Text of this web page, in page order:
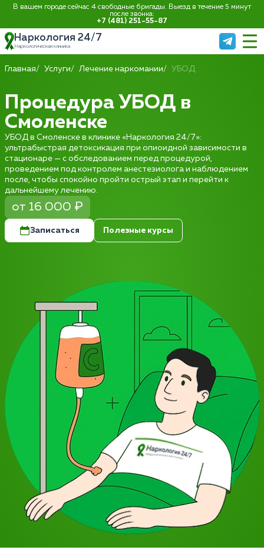
В вашем городе сейчас 4 свободные бригады. Выезд в течение 5 минут
после звонка:
+7 (481) 251-55-87
Наркология 24/7
Наркологическая клиника
Главная Услуги Лечение наркомании УБОД
Процедура УБОД в
Смоленске
УБОД в Смоленске в клинике «Наркология 24/7»:
ультрабыстрая детоксикация при опиоидной зависимости в
стационаре — с обследованием перед процедурой,
проведением под контролем анестезиолога и наблюдением
после, чтобы спокойно пройти острый этап и перейти к
дальнейшему лечению.
от 16 000 ₽
Записаться Полезные курсы